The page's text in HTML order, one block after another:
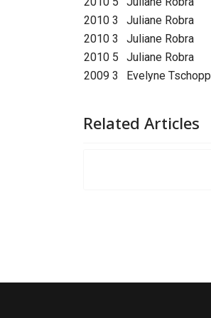
2010 3 Juliane Robra
2010 3 Juliane Robra
2010 5 Juliane Robra
2009 3 Evelyne Tschopp
Related Articles